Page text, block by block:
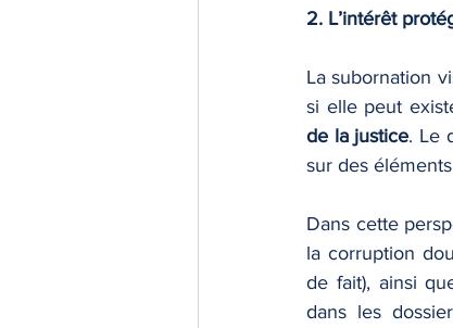
2. L’intérêt
La subornation
si elle peut
de la justice. Le
sur des
Dans cette
la corruption
de fait), ainsi
dans les